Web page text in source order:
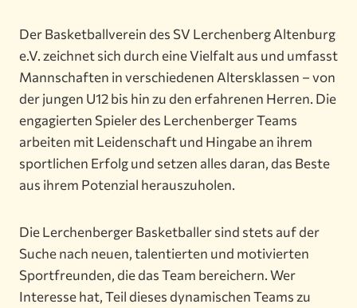
Der Basketballverein des SV Lerchenberg Altenburg
e.V. zeichnet sich durch eine Vielfalt aus und umfasst
Mannschaften in verschiedenen Altersklassen – von
der jungen U12 bis hin zu den erfahrenen Herren. Die
engagierten Spieler des Lerchenberger Teams
arbeiten mit Leidenschaft und Hingabe an ihrem
sportlichen Erfolg und setzen alles daran, das Beste
aus ihrem Potenzial herauszuholen.
Die Lerchenberger Basketballer sind stets auf der
Suche nach neuen, talentierten und motivierten
Sportfreunden, die das Team bereichern. Wer
Interesse hat, Teil dieses dynamischen Teams zu